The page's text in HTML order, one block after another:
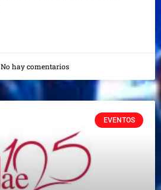
No hay comentarios
EVENTOS